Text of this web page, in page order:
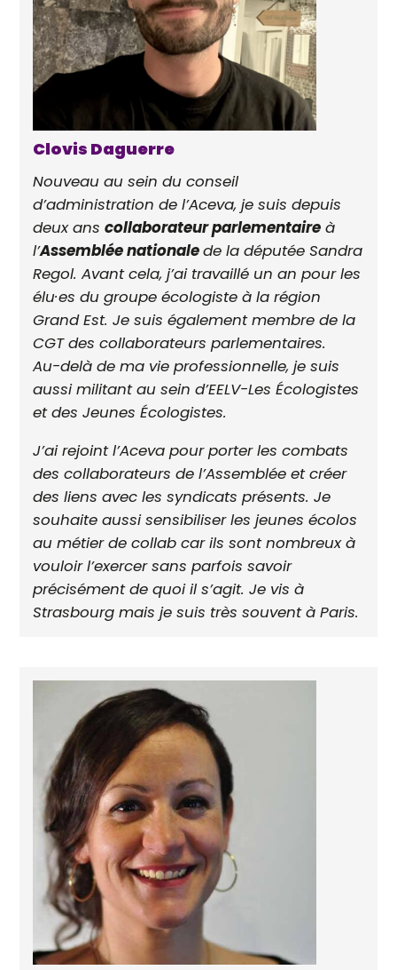
Clovis Daguerre
Nouveau au sein du conseil
d’administration de l’Aceva, je suis depuis
deux anscollaborateur parlementaire à
l’Assemblée nationalede la députée Sandra
Regol. Avant cela, j’ai travaillé un an pour les
élu·es du groupe écologiste à la région
Grand Est. Je suis également membre de la
CGT des collaborateurs parlementaires.
Au-delà de ma vie professionnelle, je suis
aussi militant au sein d’EELV-Les Écologistes
et des Jeunes Écologistes.
J’ai rejoint l’Aceva pour porter les combats
des collaborateurs de l’Assemblée et créer
des liens avec les syndicats présents. Je
souhaite aussi sensibiliser les jeunes écolos
au métier de collab car ils sont nombreux à
vouloir l’exercer sans parfois savoir
précisément de quoi il s’agit. Je vis à
Strasbourg mais je suis très souvent à Paris.